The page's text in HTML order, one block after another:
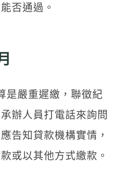
否通過。
是嚴重遲繳，聯徵紀
辦人員打電話來詢問
告知貸款機構實情，
或以其他方式繳款。